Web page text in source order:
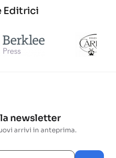
Editrici
newsletter
arrivi in anteprima.